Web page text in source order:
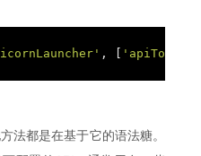
, [ 'apiToken'
法都是在基于它的语法糖。